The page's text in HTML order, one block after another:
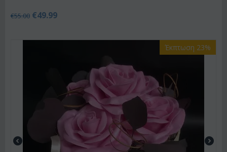
€55.00 €49.99
Έκπτωση 23%